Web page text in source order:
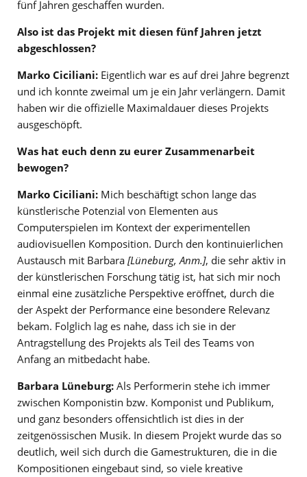
fünf Jahren geschaffen wurden.
Also ist das Projekt mit diesen fünf Jahren jetzt
abgeschlossen?
Marko Ciciliani: Eigentlich war es auf drei Jahre begrenzt
und ich konnte zweimal um je ein Jahr verlängern. Damit
haben wir die offizielle Maximaldauer dieses Projekts
ausgeschöpft.
Was hat euch denn zu eurer Zusammenarbeit
bewogen?
Marko Ciciliani: Mich beschäftigt schon lange das
künstlerische Potenzial von Elementen aus
Computerspielen im Kontext der experimentellen
audiovisuellen Komposition. Durch den kontinuierlichen
Austausch mit Barbara [Lüneburg, Anm.], die sehr aktiv in
der künstlerischen Forschung tätig ist, hat sich mir noch
einmal eine zusätzliche Perspektive eröffnet, durch die
der Aspekt der Performance eine besondere Relevanz
bekam. Folglich lag es nahe, dass ich sie in der
Antragstellung des Projekts als Teil des Teams von
Anfang an mitbedacht habe.
Barbara Lüneburg: Als Performerin stehe ich immer
zwischen Komponistin bzw. Komponist und Publikum,
und ganz besonders offensichtlich ist dies in der
zeitgenössischen Musik. In diesem Projekt wurde das so
deutlich, weil sich durch die Gamestrukturen, die in die
Kompositionen eingebaut sind, so viele kreative